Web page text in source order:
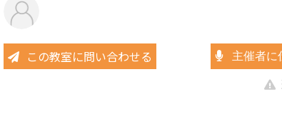
この教室に問い合わせる 主催者に